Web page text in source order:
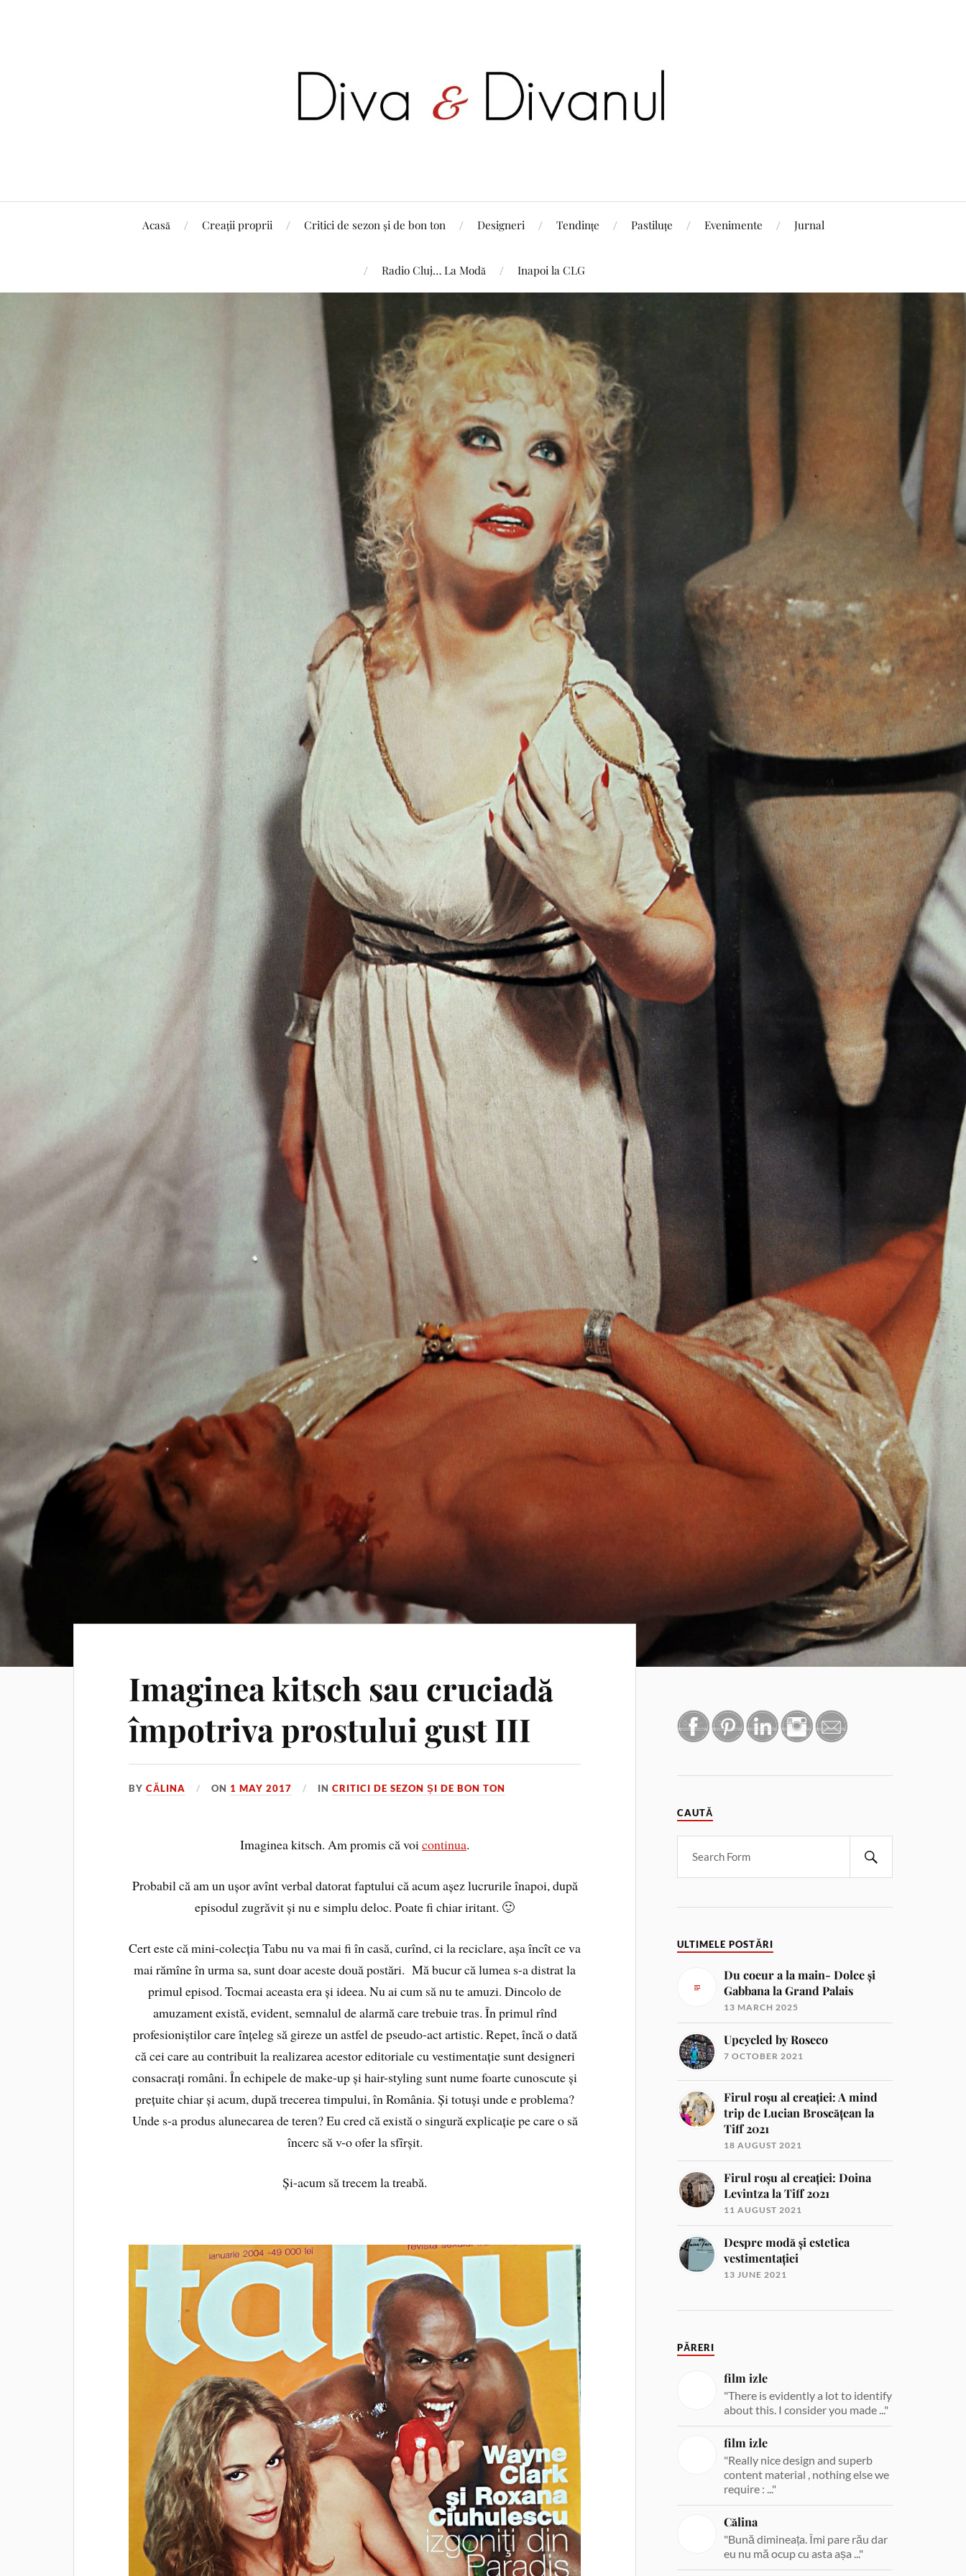
Acasă Creații proprii Critici de sezon și de bon ton Designeri Tendințe Pastiluțe Evenimente Jurnal
Radio Cluj… La Modă Inapoi la CLG
Imaginea kitsch sau cruciadă
împotriva prostului gust III
BYCĂLINA ON 1 MAY 2017 INCRITICI DE SEZON ȘI DE BON TON
Imaginea kitsch. Am promis că voicontinua.
Probabil că am un ușor avînt verbal datorat faptului că acum așez lucrurile înapoi, după
episodul zugrăvit și nu e simplu deloc. Poate fi chiar iritant. 🙂
Cert este că mini-colecția Tabu nu va mai fi în casă, curînd, ci la reciclare, așa încît ce va
mai rămîne în urma sa, sunt doar aceste două postări. Mă bucur că lumea s-a distrat la
primul episod. Tocmai aceasta era și ideea. Nu ai cum să nu te amuzi. Dincolo de
amuzament există, evident, semnalul de alarmă care trebuie tras. În primul rînd
profesioniștilor care înțeleg să gireze un astfel de pseudo-act artistic. Repet, încă o dată
că cei care au contribuit la realizarea acestor editoriale cu vestimentație sunt designeri
consacrați români. În echipele de make-up și hair-styling sunt nume foarte cunoscute și
prețuite chiar și acum, după trecerea timpului, în România. Și totuși unde e problema?
Unde s-a produs alunecarea de teren? Eu cred că există o singură explicație pe care o să
încerc să v-o ofer la sfîrșit.
Și-acum să trecem la treabă.
CAUTĂ
ULTIMELE POSTĂRI
Du coeur a la main- Dolce și
Gabbana la Grand Palais
13 MARCH 2025
Upcycled by Roseco
7 OCTOBER 2021
Firul roșu al creației: A mind
trip de Lucian Broscățean la
Tiff 2021
18 AUGUST 2021
Firul roșu al creației: Doina
Levintza la Tiff 2021
11 AUGUST 2021
Despre modă și estetica
vestimentației
13 JUNE 2021
PĂRERI
film izle
"There is evidently a lot to identify
about this. I consider you made ..."
film izle
"Really nice design and superb
content material , nothing else we
require : ..."
Călina
"Bună dimineața. Îmi pare rău dar
eu nu mă ocup cu asta așa ..."